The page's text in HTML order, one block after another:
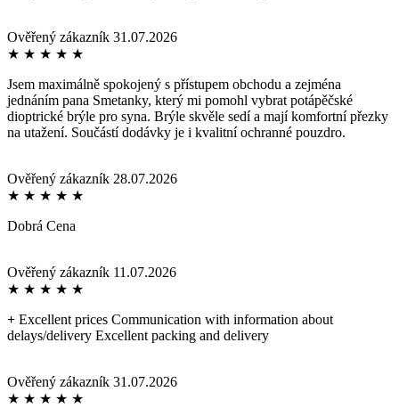
Ověřený zákazník 31.07.2026
★ ★ ★ ★ ★
Jsem maximálně spokojený s přístupem obchodu a zejména
jednáním pana Smetanky, který mi pomohl vybrat potápěčské
dioptrické brýle pro syna. Brýle skvěle sedí a mají komfortní přezky
na utažení. Součástí dodávky je i kvalitní ochranné pouzdro.
Ověřený zákazník 28.07.2026
★ ★ ★ ★ ★
Dobrá Cena
Ověřený zákazník 11.07.2026
★ ★ ★ ★ ★
+ Excellent prices Communication with information about
delays/delivery Excellent packing and delivery
Ověřený zákazník 31.07.2026
★ ★ ★ ★ ★